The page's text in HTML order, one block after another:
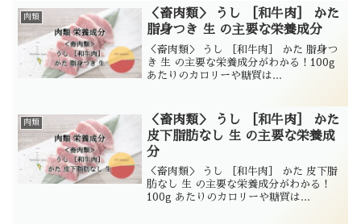
肉類
＜畜肉類＞ うし ［和牛肉］ かた
脂身つき 生 の主要な栄養成分
＜畜肉類＞ うし ［和牛肉］ かた 脂身つ
き 生 の主要な栄養成分がわかる！100g
あたりのカロリーや糖質は...
肉類
＜畜肉類＞ うし ［和牛肉］ かた
皮下脂肪なし 生 の主要な栄養成
分
＜畜肉類＞ うし ［和牛肉］ かた 皮下脂
肪なし 生 の主要な栄養成分がわかる！
100g あたりのカロリーや糖質は...